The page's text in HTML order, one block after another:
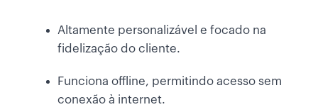
Altamente personalizável e focado na
fidelização do cliente.
Funciona offline, permitindo acesso sem
conexão à internet.